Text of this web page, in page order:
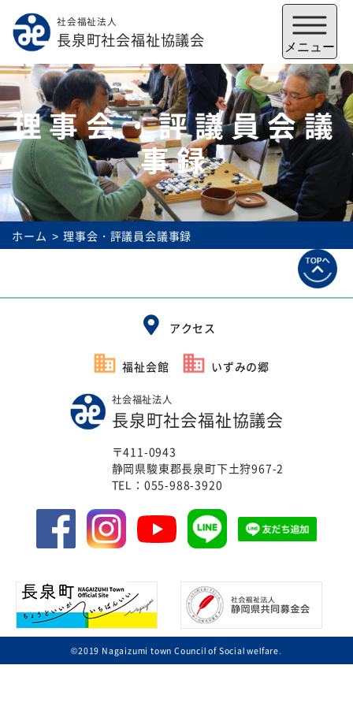
社会福祉法人
長泉町社会福祉協議会 メニュー
メニューを閉じる
いずみの郷
広報誌 情報公表
あゆみ（沿革）
行事予定 リンク
プライバシーポリシー
カスタマーハラスメントに
対する基本方針
免責事項
理事会・評議員会議
事録
ホーム 理事会・評議員会議事録
アクセス
福祉会館 いずみの郷
社会福祉法人
長泉町社会福祉協議会
〒411-0943
静岡県駿東郡長泉町下土狩967-2
TEL： 055-988-3920
©2019 Nagaizumi town Council of Social welfare.